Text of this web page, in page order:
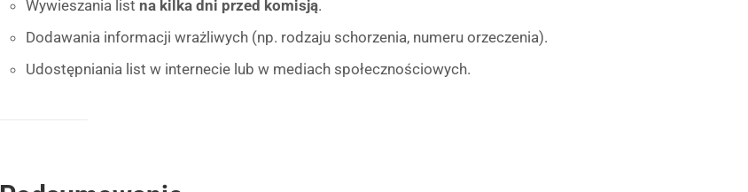
Wywieszania list na kilka dni przed komisją.
Dodawania informacji wrażliwych (np. rodzaju schorzenia, numeru orzeczenia).
Udostępniania list w internecie lub w mediach społecznościowych.